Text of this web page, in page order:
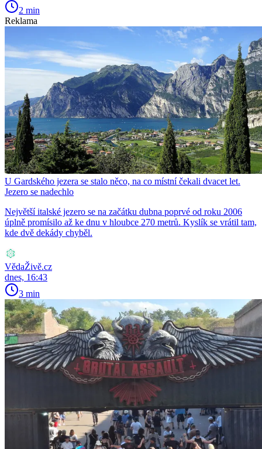
2 min
Reklama
U Gardského jezera se stalo něco, na co místní čekali dvacet let.
Jezero se nadechlo
Největší italské jezero se na začátku dubna poprvé od roku 2006
úplně promísilo až ke dnu v hloubce 270 metrů. Kyslík se vrátil tam,
kde dvě dekády chyběl.
VědaŽivě.cz
dnes, 16:43
3 min